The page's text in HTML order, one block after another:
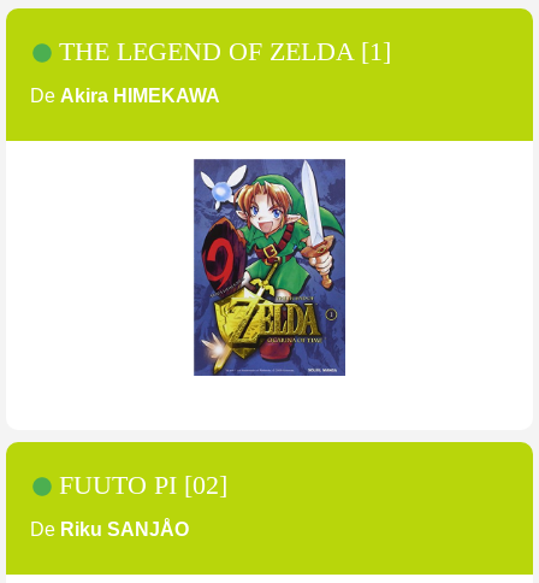
THE LEGEND OF ZELDA [1]
De Akira HIMEKAWA
FUUTO PI [02]
De Riku SANJÅO